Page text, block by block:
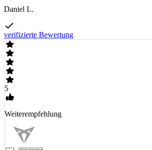
Daniel L.
verifizierte Bewertung
5
Weiterempfehlung